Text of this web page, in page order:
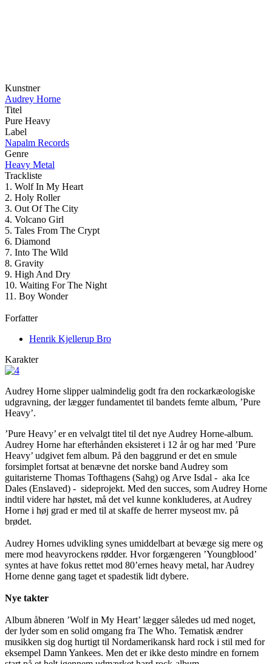
Kunstner
Audrey Horne
Titel
Pure Heavy
Label
Napalm Records
Genre
Heavy Metal
Trackliste
1. Wolf In My Heart
2. Holy Roller
3. Out Of The City
4. Volcano Girl
5. Tales From The Crypt
6. Diamond
7. Into The Wild
8. Gravity
9. High And Dry
10. Waiting For The Night
11. Boy Wonder
Forfatter
Henrik Kjellerup Bro
Karakter
Audrey Horne slipper ualmindelig godt fra den rockarkæologiske
udgravning, der lægger fundamentet til bandets femte album, ’Pure
Heavy’.
’Pure Heavy’ er en velvalgt titel til det nye Audrey Horne-album.
Audrey Horne har efterhånden eksisteret i 12 år og har med ’Pure
Heavy’ udgivet fem album. På den baggrund er det en smule
forsimplet fortsat at benævne det norske band Audrey som
guitaristerne Thomas Tofthagens (Sahg) og Arve Isdal - aka Ice
Dales (Enslaved) - sideprojekt. Med den succes, som Audrey Horne
indtil videre har høstet, må det vel kunne konkluderes, at Audrey
Horne i høj grad er med til at skaffe de herrer myseost mv. på
brødet.
Audrey Hornes udvikling synes umiddelbart at bevæge sig mere og
mere mod heavyrockens rødder. Hvor forgængeren ’Youngblood’
syntes at have fokus rettet mod 80’ernes heavy metal, har Audrey
Horne denne gang taget et spadestik lidt dybere.
Nye takter
Album åbneren ’Wolf in My Heart’ lægger således ud med noget,
der lyder som en solid omgang fra The Who. Tematisk ændrer
musikken sig dog hurtigt til Nordamerikansk hard rock i stil med for
eksempel Damn Yankees. Men det er ikke desto mindre en fornem